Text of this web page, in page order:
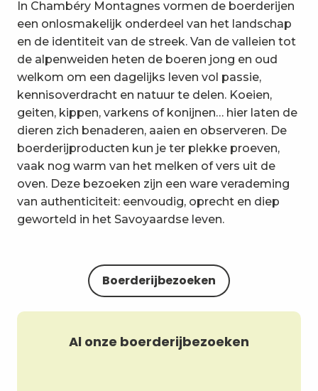
In Chambéry Montagnes vormen de boerderijen
een onlosmakelijk onderdeel van het landschap
en de identiteit van de streek. Van de valleien tot
de alpenweiden heten de boeren jong en oud
welkom om een dagelijks leven vol passie,
kennisoverdracht en natuur te delen. Koeien,
geiten, kippen, varkens of konijnen… hier laten de
dieren zich benaderen, aaien en observeren. De
boerderijproducten kun je ter plekke proeven,
vaak nog warm van het melken of vers uit de
oven. Deze bezoeken zijn een ware verademing
van authenticiteit: eenvoudig, oprecht en diep
geworteld in het Savoyaardse leven.
Boerderijbezoeken
Al onze boerderijbezoeken
31
MEI
Visite à la ferme - GAEC